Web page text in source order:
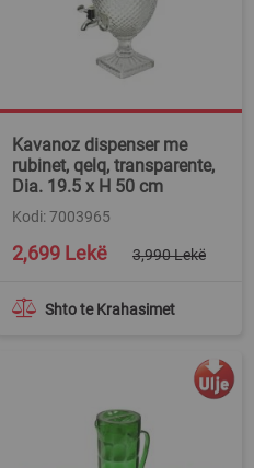
Kavanoz dispenser me
rubinet, qelq, transparente,
Dia. 19.5 x H 50 cm
Kodi: 7003965
Shto te Krahasimet
Special
Price
2,699 Lekë 3,990 Lekë